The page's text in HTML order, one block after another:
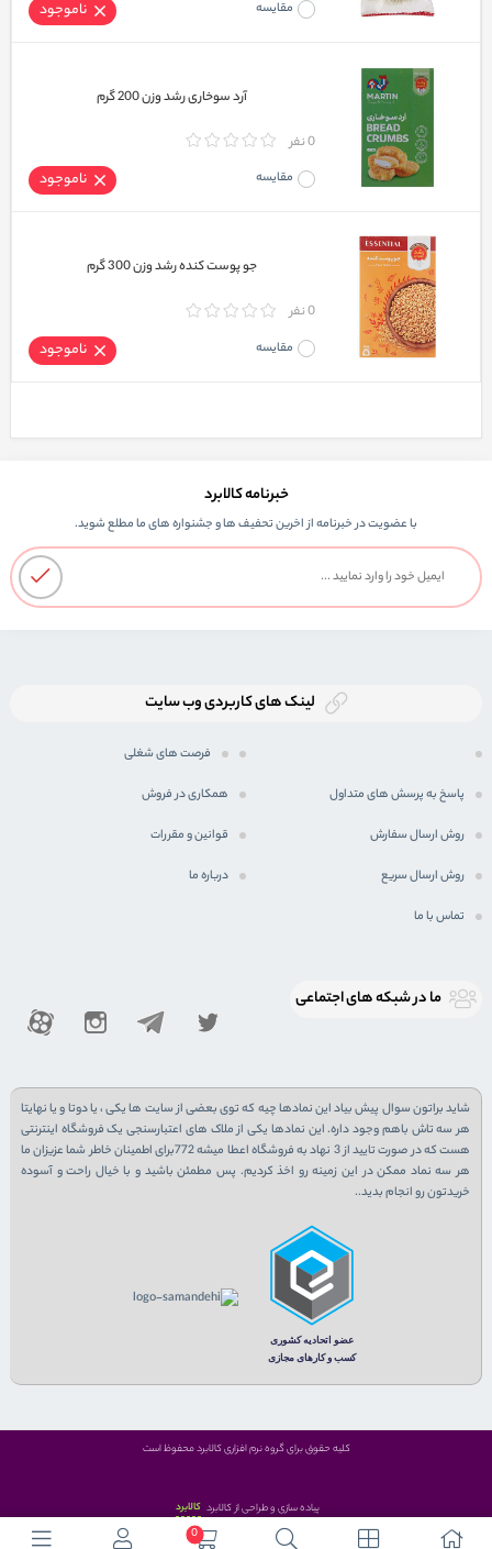
مقایسه ناموجود
آرد سوخاری رشد وزن 200 گرم
0 نفر
مقایسه ناموجود
جو پوست کنده رشد وزن 300 گرم
0 نفر
مقایسه ناموجود
0
خبرنامه کالابرد
با عضویت در خبرنامه از اخرین تحفیف ها و جشنواره های ما مطلع شوید.
لینک های کاربردی وب سایت
فرصت های شغلی
پاسخ به پرسش های متداول همکاری در فروش
روش ارسال سفارش قوانین و مقررات
روش ارسال سریع درباره ما
تماس با ما
ما در شبكه های اجتماعی
شاید براتون سوال پیش بیاد این نمادها چیه که توی بعضی از سایت ها یکی ، یا دوتا و یا نهایتا
هر سه تاش باهم وجود داره. این نمادها یکی از ملاک های اعتبارسنجی یک فروشگاه اینترنتی
هست که در صورت تایید از 3 نهاد به فروشگاه اعطا میشه 772برای اطمینان خاطر شما عزیزان ما
هر سه نماد ممکن در این زمینه رو اخذ کردیم. پس مطمئن باشید و با خیال راحت و آسوده
خریدتون رو انجام بدید..
کلیه حقوق برای گروه نرم افزاری کالابرد محفوظ است
پیاده سازی و طراحی از کالابرد کالابرد